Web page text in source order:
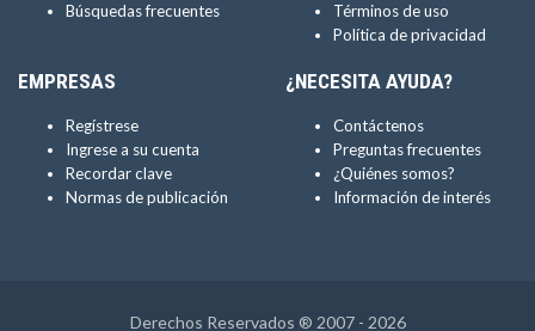
Búsquedas frecuentes
Términos de uso
Política de privacidad
EMPRESAS
Regístrese
Ingrese a su cuenta
Recordar clave
Normas de publicación
¿NECESITA AYUDA?
Contáctenos
Preguntas frecuentes
¿Quiénes somos?
Información de interés
Derechos Reservados ® 2007 - 2026